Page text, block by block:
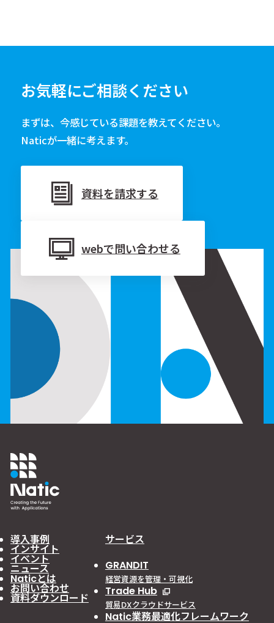
お気軽にご相談ください
まずは、今感じている課題を教えてください。
Naticが一緒に考えます。
資料を請求する
webで問い合わせる
導入事例
インサイト
イベント
ニュース
Naticとは
お問い合わせ
資料ダウンロード
サービス
GRANDIT
経営資源を管理・可視化
Trade Hub
貿易DXクラウドサービス
Natic業務最適化フレームワーク